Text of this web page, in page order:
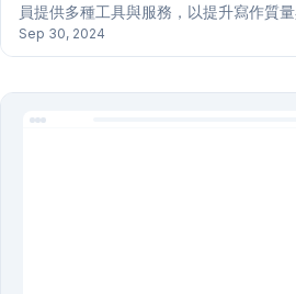
員提供多種工具與服務，以提升寫作質
的“人性化AI”技術，將AI生成的文本轉化
能，隨時消除抄襲的風險，並能自動生
可以依據學術要求將參考資料上傳，並
Sep 30, 2024